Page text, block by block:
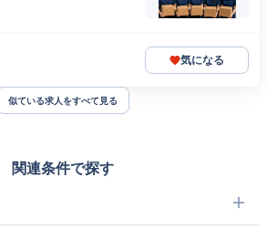
気になる
似ている求人をすべて見る
関連条件で探す